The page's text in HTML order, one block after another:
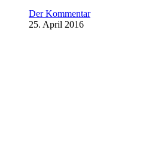
Der Kommentar
25. April 2016